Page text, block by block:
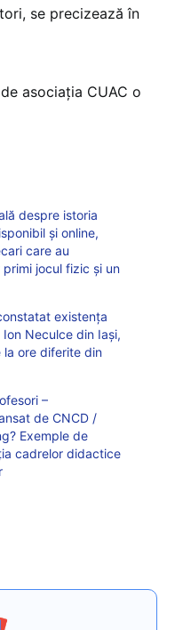
se precizează în
asociația CUAC o
despre istoria
și online,
care au
jocul fizic și un
existența
Neculce din Iași,
la ore diferite din
–
de CNCD /
Exemple de
cadrelor didactice